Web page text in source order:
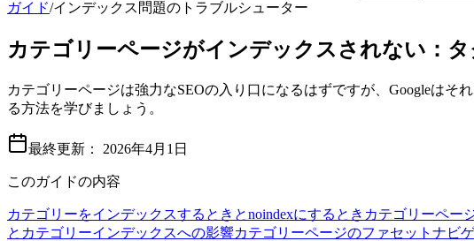
ガイド/インデックス問題のトラブルシューター
カテゴリーページがインデックスされない：
カテゴリーページは強力なSEOの入り口になるはずですが、Googleは
る方法を学びましょう。
最終更新： 2026年4月1日
このガイドの内容
カテゴリーをインデックスするときとnoindexにするとき カテゴリーペー
とカテゴリーインデックスへの影響カテゴリーページのファセットナビ